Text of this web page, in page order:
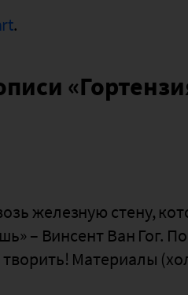
.
железную стену,
– Винсент Ван Гог.
Материалы